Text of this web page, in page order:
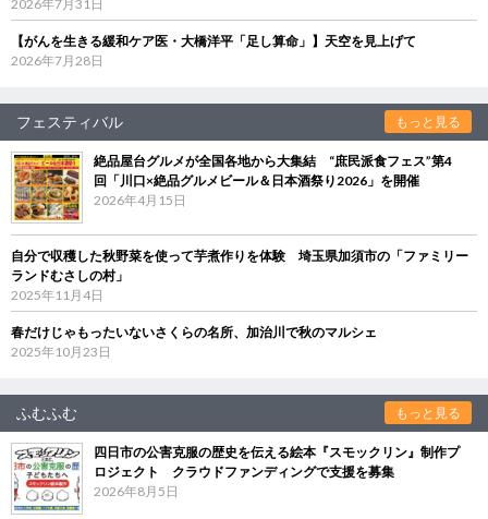
2026年7月31日
【がんを生きる緩和ケア医・大橋洋平「足し算命」】天空を見上げて
2026年7月28日
フェスティバル もっと見る
絶品屋台グルメが全国各地から大集結 “庶民派食フェス”第4
回「川口×絶品グルメビール＆日本酒祭り2026」を開催
2026年4月15日
自分で収穫した秋野菜を使って芋煮作りを体験 埼玉県加須市の「ファミリー
ランドむさしの村」
2025年11月4日
春だけじゃもったいないさくらの名所、加治川で秋のマルシェ
2025年10月23日
ふむふむ もっと見る
四日市の公害克服の歴史を伝える絵本『スモックリン』制作プ
ロジェクト クラウドファンディングで支援を募集
2026年8月5日